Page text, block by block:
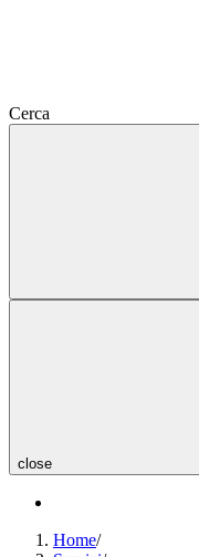
Cerca
close
Home/